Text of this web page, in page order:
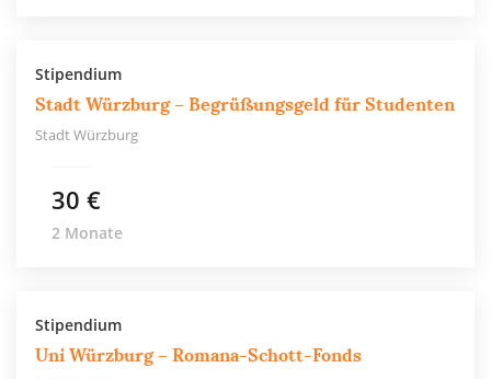
Stipendium
Stadt Würzburg – Begrüßungsgeld für Studenten
Stadt Würzburg
30 €
2 Monate
Stipendium
Uni Würzburg – Romana-Schott-Fonds